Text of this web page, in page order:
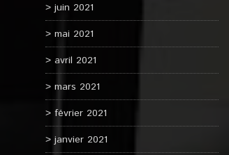
juin 2021
mai 2021
avril 2021
mars 2021
février 2021
janvier 2021